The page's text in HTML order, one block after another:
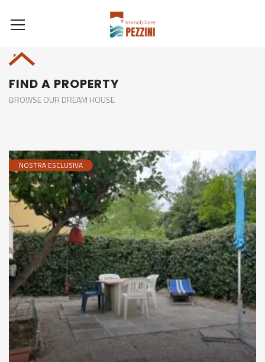
FIND A PROPERTY
BROWSE OUR DREAM HOUSE
NOSTRA ESCLUSIVA